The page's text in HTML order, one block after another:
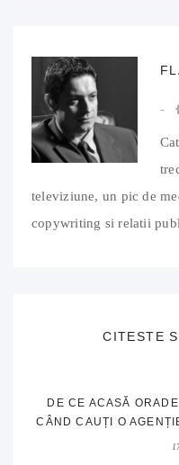
televiziune, un pic de
copywriting si relatii
CITESTE
DE CE ACASĂ
CÂND CAUȚI O